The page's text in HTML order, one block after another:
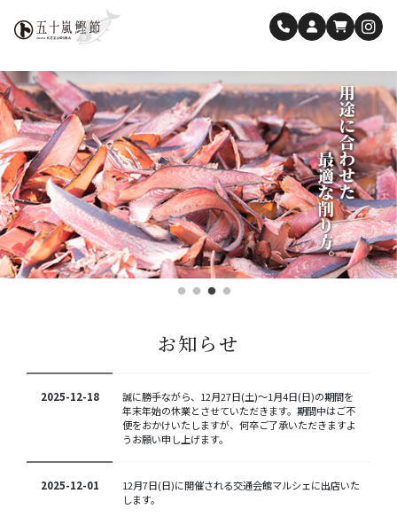
お知らせ
2025-12-18
誠に勝手ながら、12月27日(土)〜1月4日(日)の期間を
年末年始の休業とさせていただきます。期間中はご不
便をおかけいたしますが、何卒ご了承いただきますよ
うお願い申し上げます。
2025-12-01
12月7日(日)に開催される交通会館マルシェに出店いた
します。